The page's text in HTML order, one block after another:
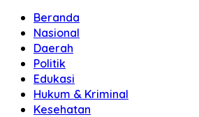
Beranda
Nasional
Daerah
Politik
Edukasi
Hukum & Kriminal
Kesehatan